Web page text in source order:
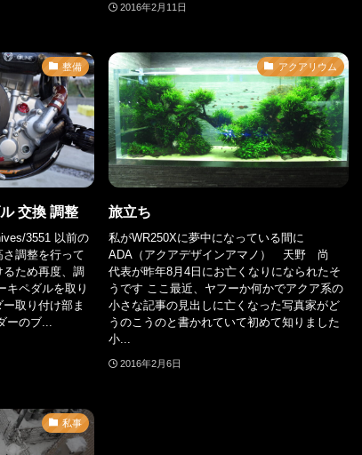
2016年2月11日
整備
交換 調整
3551 以前の
調整を行って
るため再度、調
キペダルを取り
取り付け部ま
のブ...
アクアリウム
旅立ち
私がWR250Xに夢中になっている間に
ADA（アクアデザインアマノ） 天野 尚
代表が昨年8月4日にお亡くなりになられたそ
うです ここ最近、ヤフーか何かでアクア系の
小さな記事の見出しに亡くなった写真家がど
うのこうのと書かれていて初めて知りました
小...
2016年2月6日
私事